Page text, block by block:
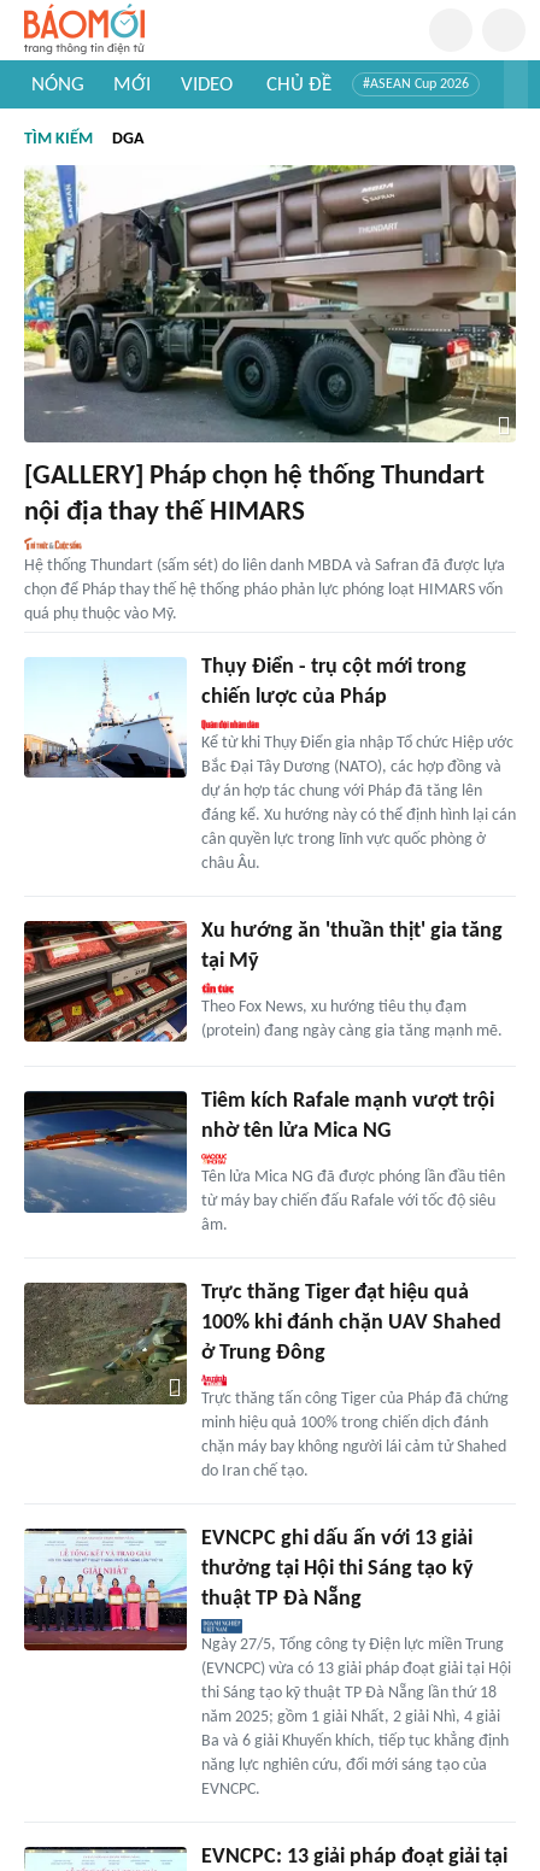
NÓNG MỚI VIDEO CHỦ ĐỀ #ASEAN Cup 2026
#Khám phá thế giới
TÌM KIẾM DGA
[GALLERY] Pháp chọn hệ thống Thundart
nội địa thay thế HIMARS
Hệ thống Thundart (sấm sét) do liên danh MBDA và Safran đã được lựa
chọn để Pháp thay thế hệ thống pháo phản lực phóng loạt HIMARS vốn
quá phụ thuộc vào Mỹ.
Thụy Điển - trụ cột mới trong
chiến lược của Pháp
Kể từ khi Thụy Điển gia nhập Tổ chức Hiệp ước
Bắc Đại Tây Dương (NATO), các hợp đồng và
dự án hợp tác chung với Pháp đã tăng lên
đáng kể. Xu hướng này có thể định hình lại cán
cân quyền lực trong lĩnh vực quốc phòng ở
châu Âu.
Xu hướng ăn 'thuần thịt' gia tăng
tại Mỹ
Theo Fox News, xu hướng tiêu thụ đạm
(protein) đang ngày càng gia tăng mạnh mẽ.
Tiêm kích Rafale mạnh vượt trội
nhờ tên lửa Mica NG
Tên lửa Mica NG đã được phóng lần đầu tiên
từ máy bay chiến đấu Rafale với tốc độ siêu
âm.
Trực thăng Tiger đạt hiệu quả
100% khi đánh chặn UAV Shahed
ở Trung Đông
Trực thăng tấn công Tiger của Pháp đã chứng
minh hiệu quả 100% trong chiến dịch đánh
chặn máy bay không người lái cảm tử Shahed
do Iran chế tạo.
EVNCPC ghi dấu ấn với 13 giải
thưởng tại Hội thi Sáng tạo kỹ
thuật TP Đà Nẵng
Ngày 27/5, Tổng công ty Điện lực miền Trung
(EVNCPC) vừa có 13 giải pháp đoạt giải tại Hội
thi Sáng tạo kỹ thuật TP Đà Nẵng lần thứ 18
năm 2025; gồm 1 giải Nhất, 2 giải Nhì, 4 giải
Ba và 6 giải Khuyến khích, tiếp tục khẳng định
năng lực nghiên cứu, đổi mới sáng tạo của
EVNCPC.
EVNCPC: 13 giải pháp đoạt giải tại